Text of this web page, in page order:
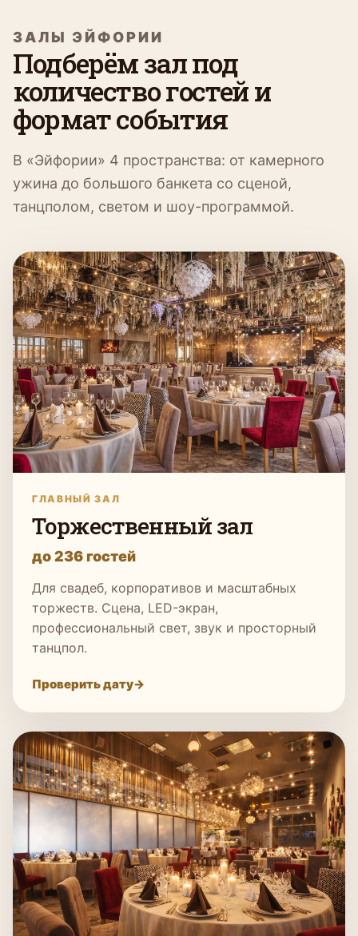
ЗАЛЫ ЭЙФОРИИ
Подберём зал под
количество гостей и
формат события
В «Эйфории» 4 пространства: от камерного
ужина до большого банкета со сценой,
танцполом, светом и шоу-программой.
ГЛАВНЫЙ ЗАЛ
Торжественный зал
до 236 гостей
Для свадеб, корпоративов и масштабных
торжеств. Сцена, LED-экран,
профессиональный свет, звук и просторный
танцпол.
Проверить дату